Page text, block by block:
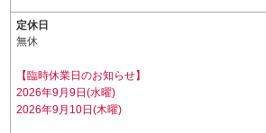
定休日
無休
【臨時休業日のお知らせ】
2026年9月9日(水曜)
2026年9月10日(木曜)